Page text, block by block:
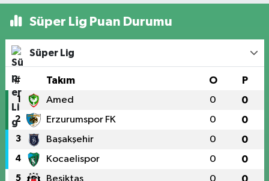
Süper Lig Puan Durumu
Süper Lig
# Takım O P
1 Amed 0 0
2 Erzurumspor FK 0 0
3 Başakşehir 0 0
4 Kocaelispor 0 0
5 Beşiktaş 0 0